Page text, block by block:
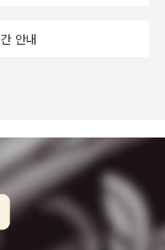
션'에서는 OSGi Event
과 카테고리를 생성
하고 관리하는 방법을
대한 도움말 문서를 작
안내